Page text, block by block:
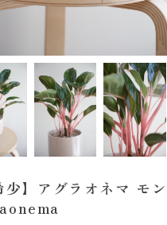
】アグラオネマ モ